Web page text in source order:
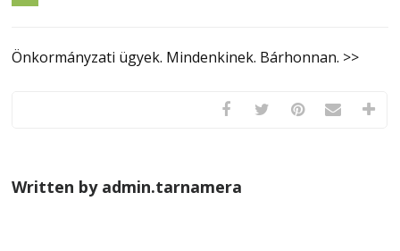
Önkormányzati ügyek. Mindenkinek. Bárhonnan. >>
Written by admin.tarnamera